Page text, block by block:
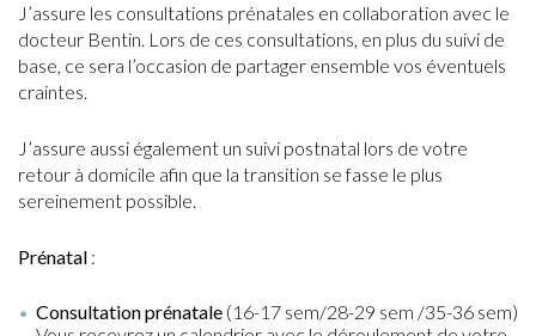
J’assure les consultations prénatales en collaboration avec le
docteur Bentin. Lors de ces consultations, en plus du suivi de
base, ce sera l’occasion de partager ensemble vos éventuels
craintes.
J’assure aussi également un suivi postnatal lors de votre
retour à domicile afin que la transition se fasse le plus
sereinement possible.
Prénatal :
Consultation prénatale (16-17 sem/28-29 sem /35-36 sem)